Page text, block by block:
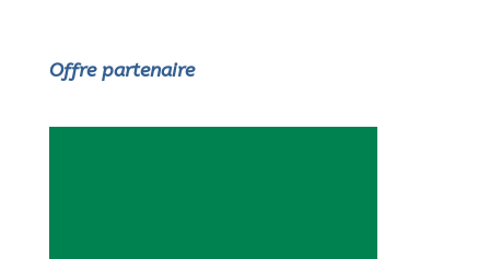
Offre partenaire